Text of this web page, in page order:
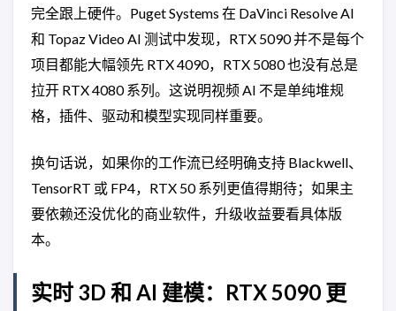
完全跟上硬件。Puget Systems 在 DaVinci Resolve AI
和 Topaz Video AI 测试中发现，RTX 5090 并不是每个
项目都能大幅领先 RTX 4090，RTX 5080 也没有总是
拉开 RTX 4080 系列。这说明视频 AI 不是单纯堆规
格，插件、驱动和模型实现同样重要。
换句话说，如果你的工作流已经明确支持 Blackwell、
TensorRT 或 FP4，RTX 50 系列更值得期待；如果主
要依赖还没优化的商业软件，升级收益要看具体版
本。
实时 3D 和 AI 建模：RTX 5090 更